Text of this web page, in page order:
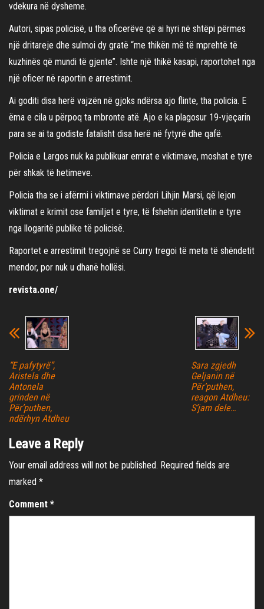
vdekura në dysheme.
Autori, sipas policisë, u tha oficerëve që ai hyri në shtëpi përmes
një dritareje dhe sulmoi dy gratë “me thikën më të mprehtë të
kuzhinës që mundi të gjente”. Ishte një thikë kasapi, raportohet nga
një oficer në raportin e arrestimit.
Ai goditi disa herë vajzën në gjoks ndërsa ajo flinte, tha policia. E
ëma e cila u përpoq ta mbronte atë. Ajo e ka plagosur 19-vjeçarin
para se ai ta godiste fatalisht disa herë në fytyrë dhe qafë.
Policia e Largos nuk ka publikuar emrat e viktimave, moshat e tyre
për shkak të hetimeve.
Policia tha se i afërmi i viktimave përdori Lihjin Marsi, që lejon
viktimat e krimit ose familjet e tyre, të fshehin identitetin e tyre
nga llogaritë publike të policisë.
Raportet e arrestimit tregojnë se Curry tregoi të meta të shëndetit
mendor, por nuk u dhanë hollësi.
revista.one/
“E pafytyrë”,
Aristela dhe
Antonela
grinden në
Për’puthen,
ndërhyn Atdheu
Sara zgjedh
Geljanin në
Për’puthen,
reagon Atdheu:
S’jam dele…
Leave a Reply
Your email address will not be published. Required fields are
marked *
Comment *